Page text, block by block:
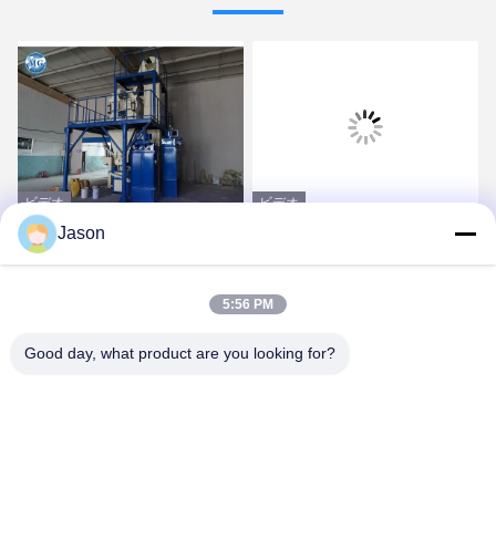
ビデオ
壁のパテのための半自動
8T/Hタイルの付着力機械
最良 の 価格 を 入手 する
ビデオ
砂のセメントの添加物の
混合のための産業ミキサ
最良 の 価格 を 入手 する
Jason
5:56 PM
Good day, what product are you looking for?